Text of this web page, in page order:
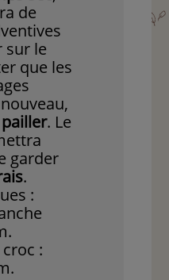
de
sur le
que les
pailler. Le
garder
.
:
: